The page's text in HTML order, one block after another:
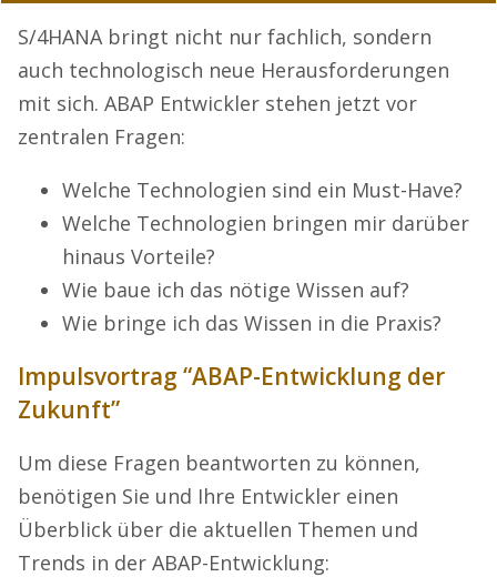
S/4HANA bringt nicht nur fachlich, sondern
auch technologisch neue Herausforderungen
mit sich. ABAP Entwickler stehen jetzt vor
zentralen Fragen:
Welche Technologien sind ein Must-Have?
Welche Technologien bringen mir darüber
hinaus Vorteile?
Wie baue ich das nötige Wissen auf?
Wie bringe ich das Wissen in die Praxis?
Impulsvortrag “ABAP-Entwicklung der
Zukunft”
Um diese Fragen beantworten zu können,
benötigen Sie und Ihre Entwickler einen
Überblick über die aktuellen Themen und
Trends in der ABAP-Entwicklung: